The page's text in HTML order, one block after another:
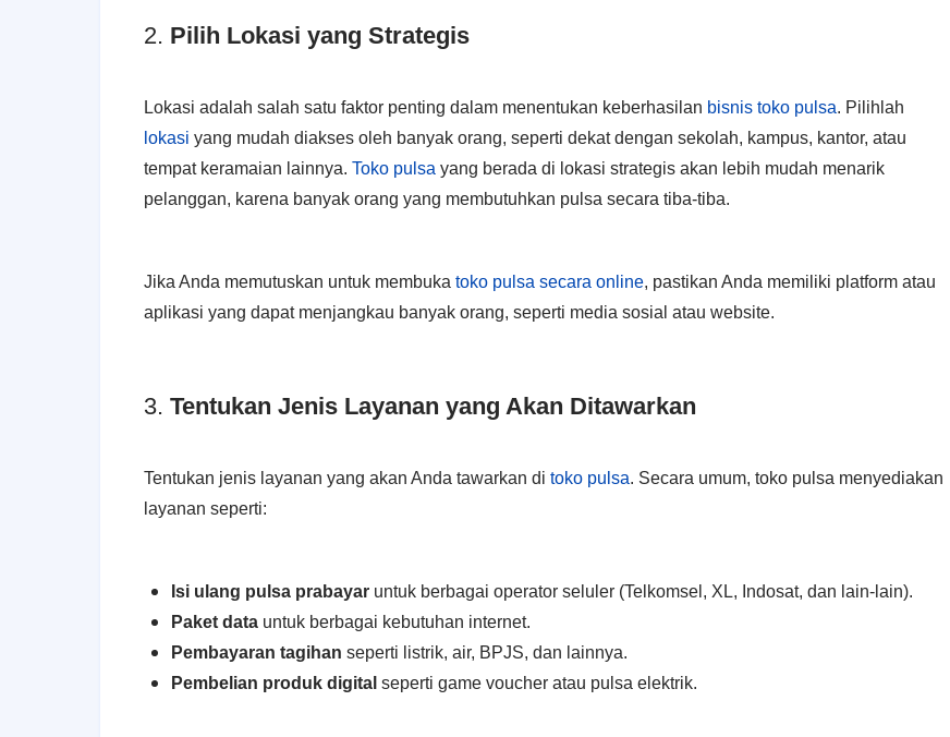
2. Pilih Lokasi yang Strategis
Lokasi adalah salah satu faktor penting dalam menentukan keberhasilan bisnis toko pulsa. Pilihlah
lokasi yang mudah diakses oleh banyak orang, seperti dekat dengan sekolah, kampus, kantor, atau
tempat keramaian lainnya. Toko pulsa yang berada di lokasi strategis akan lebih mudah menarik
pelanggan, karena banyak orang yang membutuhkan pulsa secara tiba-tiba.
Jika Anda memutuskan untuk membuka toko pulsa secara online, pastikan Anda memiliki platform atau
aplikasi yang dapat menjangkau banyak orang, seperti media sosial atau website.
3. Tentukan Jenis Layanan yang Akan Ditawarkan
Tentukan jenis layanan yang akan Anda tawarkan di toko pulsa. Secara umum, toko pulsa menyediakan
layanan seperti:
Isi ulang pulsa prabayar untuk berbagai operator seluler (Telkomsel, XL, Indosat, dan lain-lain).
Paket data untuk berbagai kebutuhan internet.
Pembayaran tagihan seperti listrik, air, BPJS, dan lainnya.
Pembelian produk digital seperti game voucher atau pulsa elektrik.